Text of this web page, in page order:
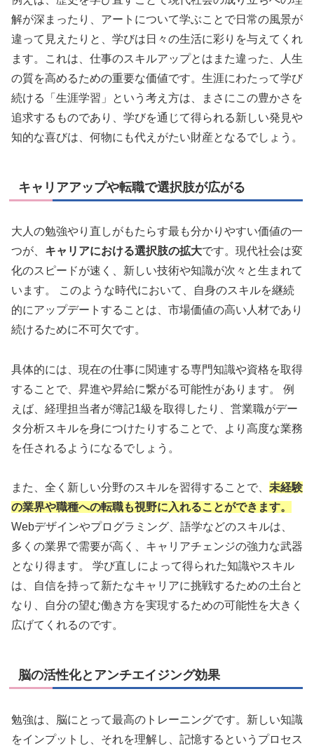
解が深まったり、アートについて学ぶことで日常の風景が
違って見えたりと、学びは日々の生活に彩りを与えてくれ
ます。これは、仕事のスキルアップとはまた違った、人生
の質を高めるための重要な価値です。生涯にわたって学び
続ける「生涯学習」という考え方は、まさにこの豊かさを
追求するものであり、学びを通じて得られる新しい発見や
知的な喜びは、何物にも代えがたい財産となるでしょう。
キャリアアップや転職で選択肢が広がる
大人の勉強やり直しがもたらす最も分かりやすい価値の一
つが、 キャリアにおける選択肢の拡大です。現代社会は変
化のスピードが速く、新しい技術や知識が次々と生まれて
います。 このような時代において、自身のスキルを継続
的にアップデートすることは、市場価値の高い人材であり
続けるために不可欠です。
具体的には、現在の仕事に関連する専門知識や資格を取得
することで、昇進や昇給に繋がる可能性があります。 例
えば、経理担当者が簿記1級を取得したり、営業職がデー
タ分析スキルを身につけたりすることで、より高度な業務
を任されるようになるでしょう。
また、全く新しい分野のスキルを習得することで、 未経験
の業界や職種への転職も視野に入れることができます。
Webデザインやプログラミング、語学などのスキルは、
多くの業界で需要が高く、キャリアチェンジの強力な武器
となり得ます。 学び直しによって得られた知識やスキル
は、自信を持って新たなキャリアに挑戦するための土台と
なり、自分の望む働き方を実現するための可能性を大きく
広げてくれるのです。
脳の活性化とアンチエイジング効果
勉強は、脳にとって最高のトレーニングです。新しい知識
をインプットし、それを理解し、記憶するというプロセス